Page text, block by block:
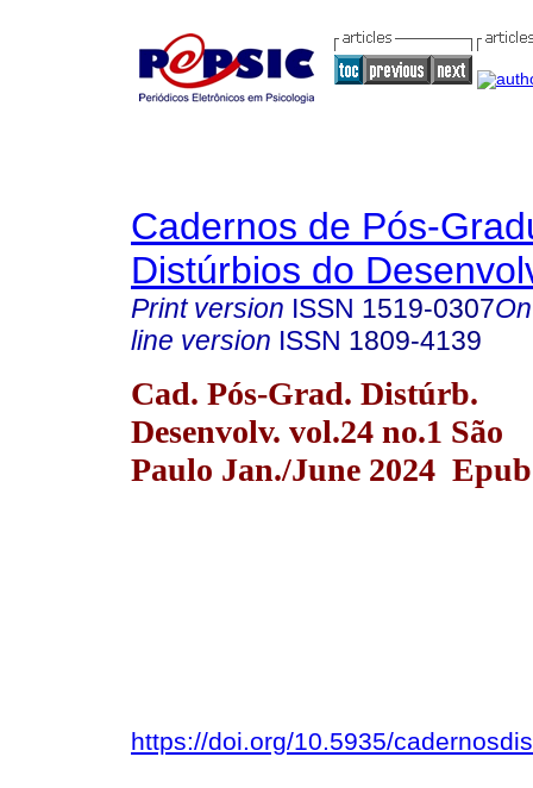
Cadernos de Pós-
Distúrbios do
Print version ISSN 1519-0307
line version ISSN 1809-4139
Cad. Pós-Grad. Distúrb.
Desenvolv. vol.24 no.1 São
Paulo Jan./June 2024
https://doi.org/10.5935/